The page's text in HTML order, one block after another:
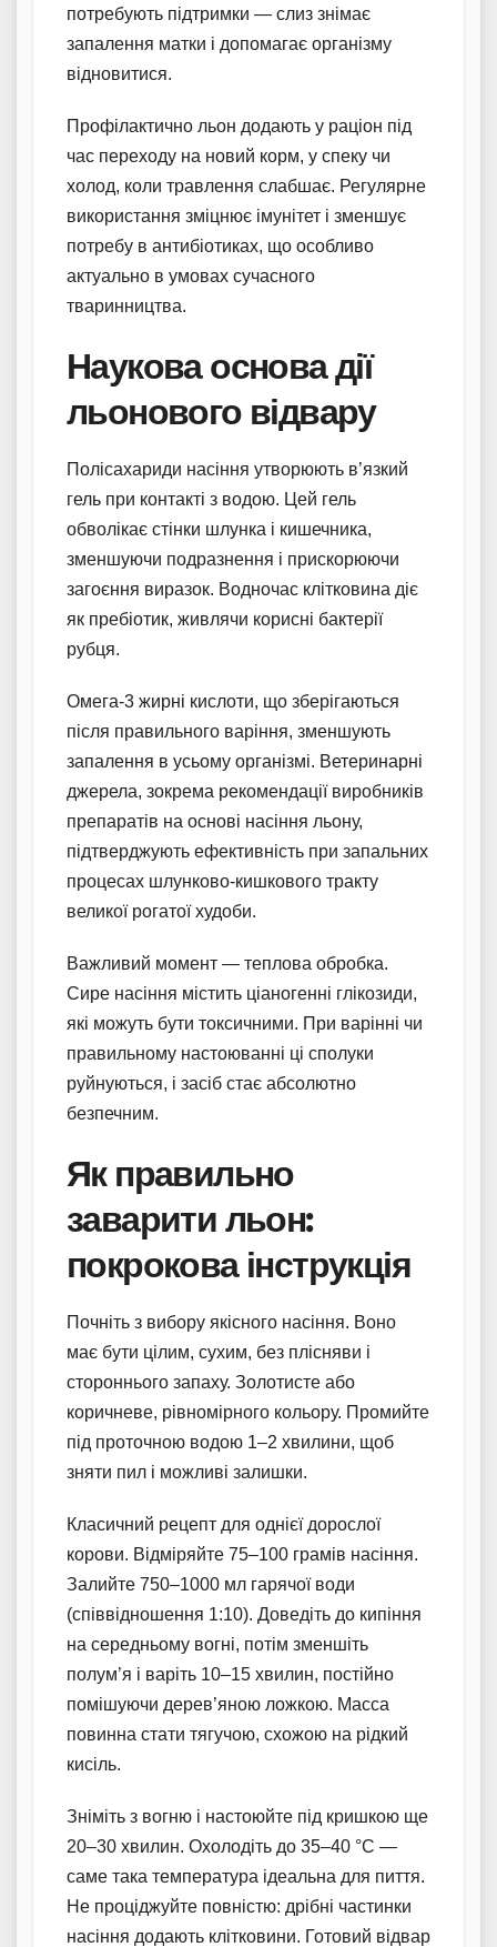
потребують підтримки — слиз знімає
запалення матки і допомагає організму
відновитися.
Профілактично льон додають у раціон під
час переходу на новий корм, у спеку чи
холод, коли травлення слабшає. Регулярне
використання зміцнює імунітет і зменшує
потребу в антибіотиках, що особливо
актуально в умовах сучасного
тваринництва.
Наукова основа дії
льонового відвару
Полісахариди насіння утворюють в’язкий
гель при контакті з водою. Цей гель
обволікає стінки шлунка і кишечника,
зменшуючи подразнення і прискорюючи
загоєння виразок. Водночас клітковина діє
як пребіотик, живлячи корисні бактерії
рубця.
Омега-3 жирні кислоти, що зберігаються
після правильного варіння, зменшують
запалення в усьому організмі. Ветеринарні
джерела, зокрема рекомендації виробників
препаратів на основі насіння льону,
підтверджують ефективність при запальних
процесах шлунково-кишкового тракту
великої рогатої худоби.
Важливий момент — теплова обробка.
Сире насіння містить ціаногенні глікозиди,
які можуть бути токсичними. При варінні чи
правильному настоюванні ці сполуки
руйнуються, і засіб стає абсолютно
безпечним.
Як правильно
заварити льон:
покрокова інструкція
Почніть з вибору якісного насіння. Воно
має бути цілим, сухим, без плісняви і
стороннього запаху. Золотисте або
коричневе, рівномірного кольору. Промийте
під проточною водою 1–2 хвилини, щоб
зняти пил і можливі залишки.
Класичний рецепт для однієї дорослої
корови. Відміряйте 75–100 грамів насіння.
Залийте 750–1000 мл гарячої води
(співвідношення 1:10). Доведіть до кипіння
на середньому вогні, потім зменшіть
полум’я і варіть 10–15 хвилин, постійно
помішуючи дерев’яною ложкою. Масса
повинна стати тягучою, схожою на рідкий
кисіль.
Зніміть з вогню і настоюйте під кришкою ще
20–30 хвилин. Охолодіть до 35–40 °C —
саме така температура ідеальна для пиття.
Не проціджуйте повністю: дрібні частинки
насіння додають клітковини. Готовий відвар